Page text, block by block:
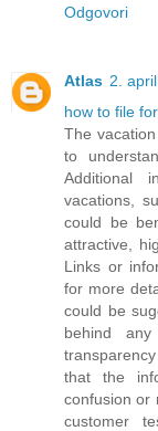
Odgovori
Atlas 2.
how to file
The
to
Additional
vacations,
could be
attractive,
Links or
for more
could be
behind
that the
confusion or
customer